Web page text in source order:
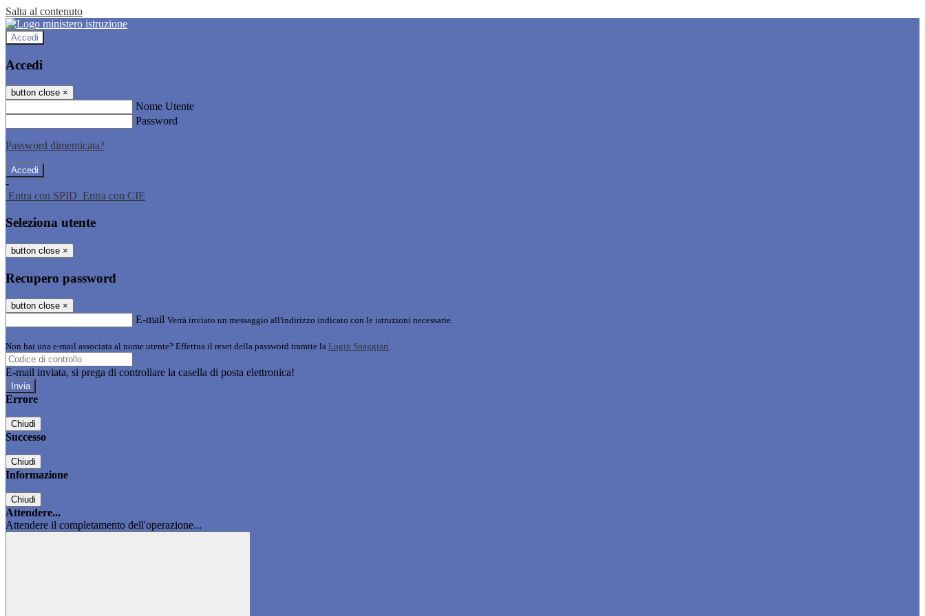
Salta al contenuto
Accedi
Accedi
button close ×
Nome Utente
Password
Password dimenticata?
-
Entra con SPID Entra con CIE
Seleziona utente
button close ×
Recupero password
button close ×
E-mail Verrà inviato un messaggio all'indirizzo indicato con le istruzioni necessarie.
Non hai una e-mail associata al nome utente? Effettua il reset della password tramite la Login Spaggiari
E-mail inviata, si prega di controllare la casella di posta elettronica!
Errore
Chiudi
Successo
Chiudi
Informazione
Chiudi
Attendere...
Attendere il completamento dell'operazione...